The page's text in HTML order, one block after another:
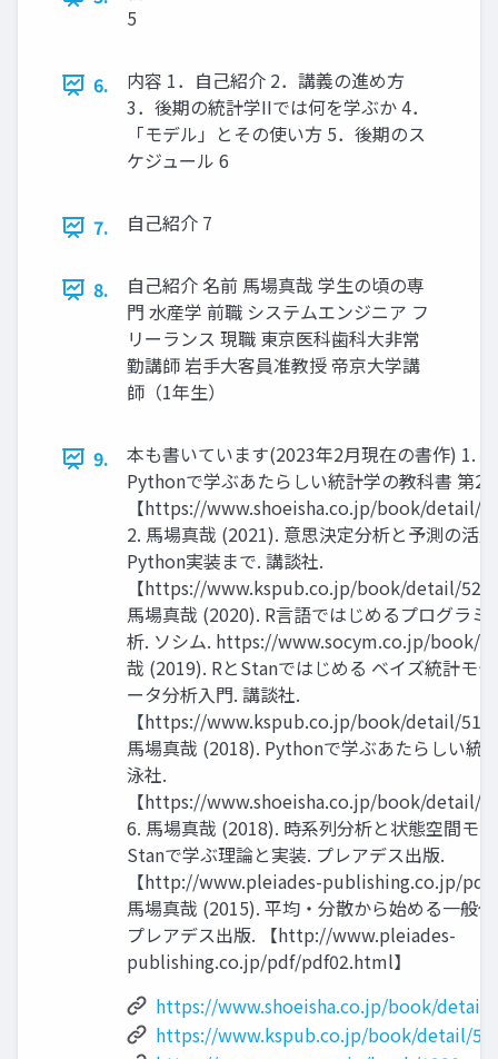
5
6.
内容 1．自己紹介 2．講義の進め方
3．後期の統計学IIでは何を学ぶか 4．
「モデル」とその使い方 5．後期のス
ケジュール 6
7. 自己紹介 7
8.
自己紹介 名前 馬場真哉 学生の頃の専
門 水産学 前職 システムエンジニア フ
リーランス 現職 東京医科歯科大非常
勤講師 岩手大客員准教授 帝京大学講
師（1年生）
9.
本も書いています(2023年2月現在の書作) 1.
Pythonで学ぶあたらしい統計学の教科書 第2
【https://www.shoeisha.co.jp/book/detail/
2. 馬場真哉 (2021). 意思決定分析と予測の活
Python実装まで. 講談社.
【https://www.kspub.co.jp/book/detail/
馬場真哉 (2020). R言語ではじめるプログラミ
析. ソシム. https://www.socym.co.jp/book/
哉 (2019). RとStanではじめる ベイズ統計モ
ータ分析入門. 講談社.
【https://www.kspub.co.jp/book/detail/
馬場真哉 (2018). Pythonで学ぶあたらしい統
泳社.
【https://www.shoeisha.co.jp/book/detail/
6. 馬場真哉 (2018). 時系列分析と状態空間モ
Stanで学ぶ理論と実装. プレアデス出版.
【http://www.pleiades-publishing.co.jp/
馬場真哉 (2015). 平均・分散から始める一般
プレアデス出版. 【http://www.pleiades-
publishing.co.jp/pdf/pdf02.html】
https://www.shoeisha.co.jp/book/detail/
https://www.kspub.co.jp/book/detail/